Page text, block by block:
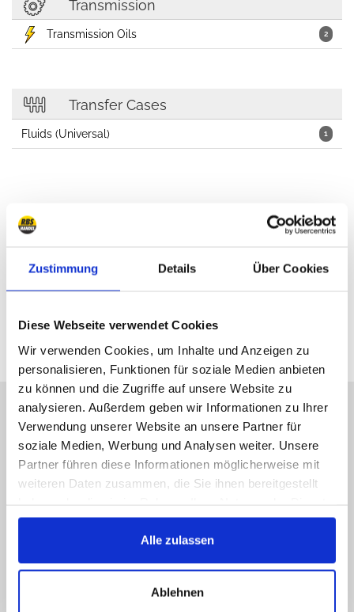
Zustimmung Details Über Cookies
Diese Webseite verwendet Cookies
Wir verwenden Cookies, um Inhalte und Anzeigen zu
personalisieren, Funktionen für soziale Medien anbieten
zu können und die Zugriffe auf unsere Website zu
analysieren. Außerdem geben wir Informationen zu Ihrer
Verwendung unserer Website an unsere Partner für
soziale Medien, Werbung und Analysen weiter. Unsere
Partner führen diese Informationen möglicherweise mit
weiteren Daten zusammen, die Sie ihnen bereitgestellt
gesammelt haben.
Alle zulassen
Ablehnen
Transmission
2
Transmission Oils
Transfer Cases
1
Fluids (Universal)
We are online
Call us, e-mail us, social us, you get an answer
ASAP
info@rbs-handel.de